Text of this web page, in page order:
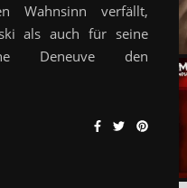
Wahnsinn verfällt,
als auch für seine
Deneuve den